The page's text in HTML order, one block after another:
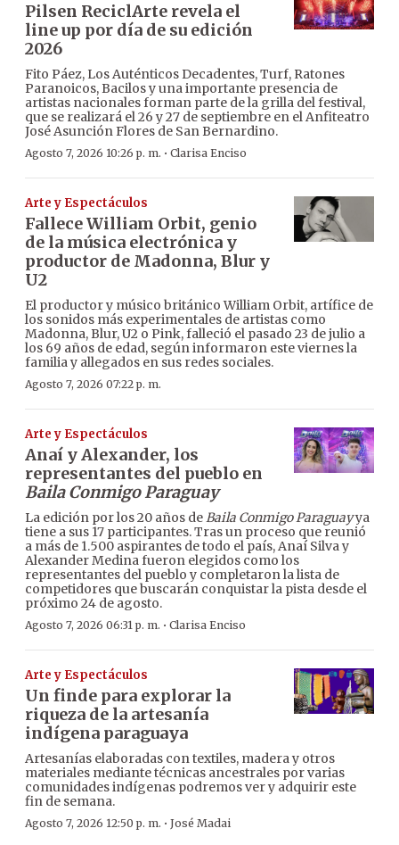
Pilsen ReciclArte revela el
line up por día de su edición
2026
Fito Páez, Los Auténticos Decadentes, Turf, Ratones
Paranoicos, Bacilos y una importante presencia de
artistas nacionales forman parte de la grilla del festival,
que se realizará el 26 y 27 de septiembre en el Anfiteatro
José Asunción Flores de San Bernardino.
Agosto 7, 2026 10:26 p. m. · Clarisa Enciso
Arte y Espectáculos
Fallece William Orbit, genio
de la música electrónica y
productor de Madonna, Blur y
U2
El productor y músico británico William Orbit, artífice de
los sonidos más experimentales de artistas como
Madonna, Blur, U2 o Pink, falleció el pasado 23 de julio a
los 69 años de edad, según informaron este viernes la
familia y allegados en sus redes sociales.
Agosto 7, 2026 07:22 p. m.
Arte y Espectáculos
Anaí y Alexander, los
representantes del pueblo en
Baila Conmigo Paraguay
La edición por los 20 años deBaila Conmigo Paraguayya
tiene a sus 17 participantes. Tras un proceso que reunió
a más de 1.500 aspirantes de todo el país, Anaí Silva y
Alexander Medina fueron elegidos como los
representantes del pueblo y completaron la lista de
competidores que buscarán conquistar la pista desde el
próximo 24 de agosto.
Agosto 7, 2026 06:31 p. m. · Clarisa Enciso
Arte y Espectáculos
Un finde para explorar la
riqueza de la artesanía
indígena paraguaya
Artesanías elaboradas con textiles, madera y otros
materiales mediante técnicas ancestrales por varias
comunidades indígenas podremos ver y adquirir este
fin de semana.
Agosto 7, 2026 12:50 p. m. · José Madai